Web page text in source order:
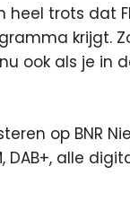
heel trots dat
krijgt.
ook als je in
op BNR
DAB+, alle